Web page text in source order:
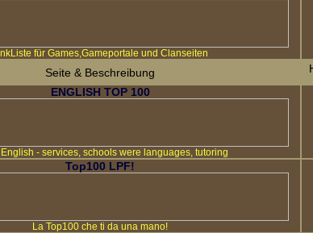
für Games,Gameportale und Clanseiten
Seite & Beschreibung
ENGLISH TOP 100
- services, schools were languages, tutoring
Top100 LPF!
La Top100 che ti da una mano!